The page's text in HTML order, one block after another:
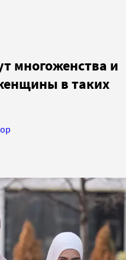
многоженства и
в таких